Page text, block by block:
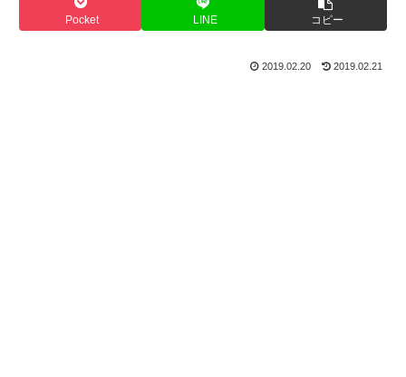
Pocket LINE コピー
2019.02.20 2019.02.21